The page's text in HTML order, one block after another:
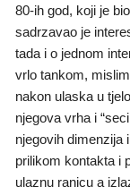
80-ih god, koji je
sadrzavao je
tada i o jednom
vrlo tankom,
nakon ulaska u
njegova vrha i
njegovih dimenzija
prilikom kontakta i
ulaznu ranicu a